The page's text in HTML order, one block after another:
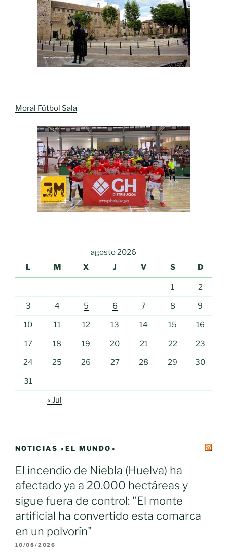
Moral Fútbol Sala
agosto 2026
L
M X J V S D
1 2
3 4 5 6 7 8 9
10 11 12 13 14 15 16
17 18 19 20 21 22 23
24 25 26 27 28 29 30
31
« Jul
NOTICIAS «EL MUNDO»
El incendio de Niebla (Huelva) ha
afectado ya a 20.000 hectáreas y
sigue fuera de control: "El monte
artificial ha convertido esta comarca
en un polvorín"
10/08/2026